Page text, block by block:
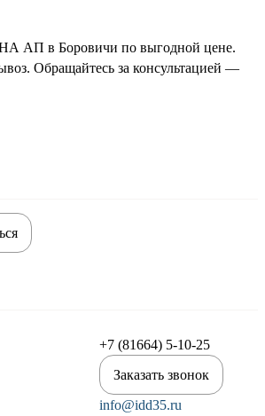
АП в Боровичи по выгодной цене.
Обращайтесь за консультацией —
+7 (81664) 5-10-25
Заказать звонок
info@idd35.ru